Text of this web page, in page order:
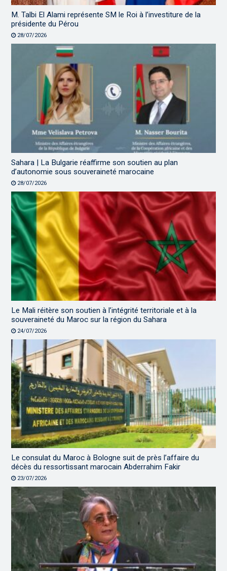
M. Talbi El Alami représente SM le Roi à l’investiture de la
présidente du Pérou
28/07/2026
Sahara | La Bulgarie réaffirme son soutien au plan
d’autonomie sous souveraineté marocaine
28/07/2026
Le Mali réitère son soutien à l’intégrité territoriale et à la
souveraineté du Maroc sur la région du Sahara
24/07/2026
Le consulat du Maroc à Bologne suit de près l’affaire du
décès du ressortissant marocain Abderrahim Fakir
23/07/2026